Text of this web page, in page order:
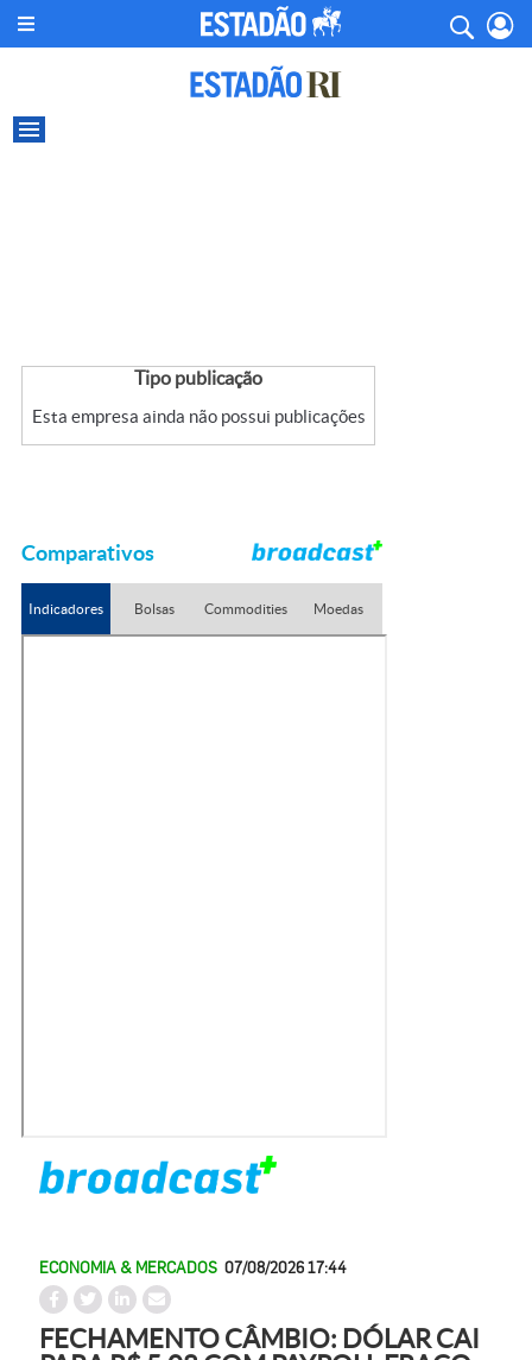
Tipo publicação
Esta empresa ainda não possui publicações
Comparativos
Indicadores Bolsas Commodities Moedas
ECONOMIA & MERCADOS 07/08/2026 17:44
FECHAMENTO CÂMBIO: DÓLAR CAI